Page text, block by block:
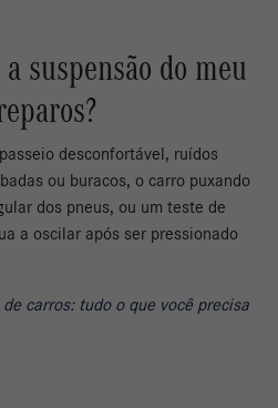
suspensão do meu
desconfortável, ruídos
ou buracos, o carro puxando
dos pneus, ou um teste de
a oscilar após ser pressionado
carros: tudo o que você precisa